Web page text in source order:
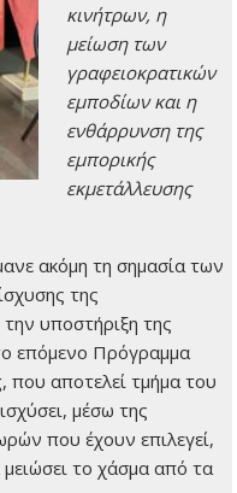
κινήτρων, η
μείωση των
γραφειοκρατικών
εμποδίων και η
ενθάρρυνση της
εμπορικής
εκμετάλλευσης
ακόμη τη σημασία των
της
υποστήριξη της
επόμενο Πρόγραμμα
αποτελεί τμήμα του
μέσω της
που έχουν επιλεγεί,
μειώσει το χάσμα από τα